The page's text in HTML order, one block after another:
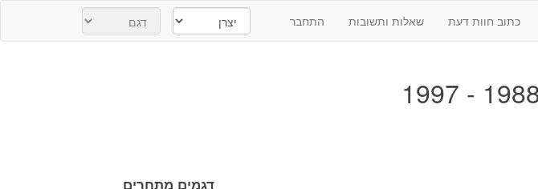
כתוב חוות דעת שאלות ותשובות התחבר
דגמים מתחרים